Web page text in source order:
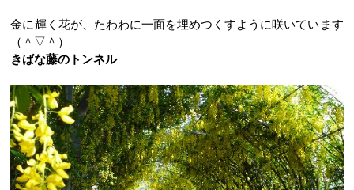
金に輝く花が、たわわに一面を埋めつくすように咲いています
（＾▽＾）
きばな藤のトンネル